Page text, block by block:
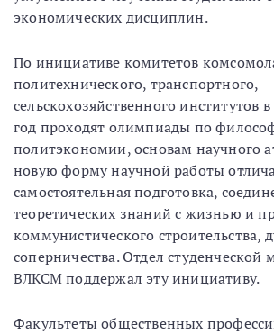
экономических дисциплин.
По инициативе комитетов
политехнического, транспортного,
сельскохозяйственного институтов
год проходят олимпиады по
политэкономии, основам научного
новую форму научной работы
самостоятельная подготовка,
теоретических знаний с жизнью и
коммунистического строительства,
соперничества. Отдел
ВЛКСМ поддержал эту инициативу.
Факультеты общественных